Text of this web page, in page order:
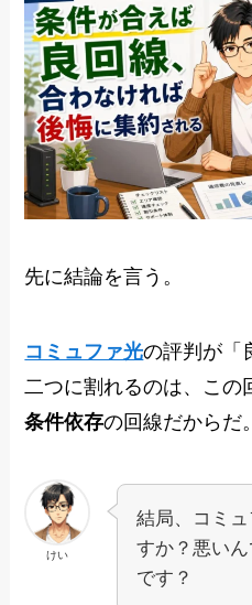
先に結論を言う。
コミュファ光の評判が「
二つに割れるのは、この
条件依存の回線だからだ。
けい
結局、コミ
すか？悪い
です？